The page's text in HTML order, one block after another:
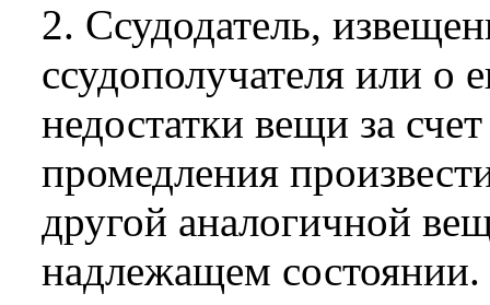
2. Ссудодатель,
ссудополучателя или о
недостатки вещи за
промедления
другой аналогичной
надлежащем состоянии.